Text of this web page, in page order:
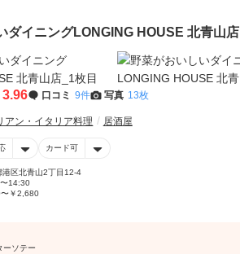
ダイニングLONGING HOUSE 北青山店
3.96 口コミ 9件 写真 13枚
アン・イタリア料理 居酒屋
カード可
港区北青山2丁目12-4
14:30
〜￥2,680
ーソテー